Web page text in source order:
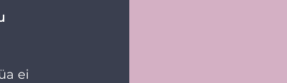
ei